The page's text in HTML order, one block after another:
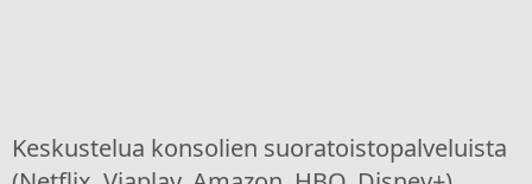
Keskustelua konsolien suoratoistopalveluista